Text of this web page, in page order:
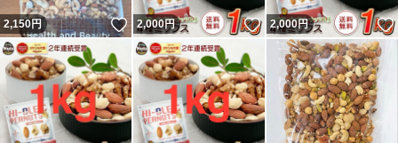
2,150円 いいね！
2,000円 いいね！
2,000円